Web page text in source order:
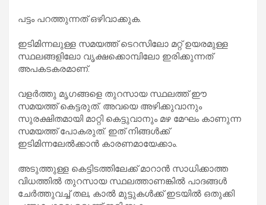
പട്ടം പറത്തുന്നത് ഒഴിവാക്കുക.
ഇടിമിന്നലുള്ള സമയത്ത്‌ ടെറസിലോ മറ്റ്‌ ഉയരമുള്ള
സ്ഥലങ്ങളിലോ വൃക്ഷക്കൊമ്പിലോ ഇരിക്കുന്നത്‌
അപകടകരമാണ്‌.
വളർത്തു മൃഗങ്ങളെ തുറസായ സ്ഥലത്ത് ഈ
സമയത്ത് കെട്ടരുത്. അവയെ അഴിക്കുവാനും
സുരക്ഷിതമായി മാറ്റി കെട്ടുവാനും മഴ മേഘം കാണുന്ന
സമയത്ത് പോകരുത്. ഇത് നിങ്ങൾക്ക്
ഇടിമിന്നലേൽക്കാൻ കാരണമായേക്കാം.
അടുത്തുള്ള കെട്ടിടത്തിലേക്ക് മാറാൻ സാധിക്കാത്ത
വിധത്തിൽ തുറസായ സ്ഥലത്താണങ്കിൽ പാദങ്ങൾ
ചേർത്തുവച്ച്‌ തല, കാൽ മുട്ടുകൾക്ക്‌ ഇടയിൽ ഒതുക്കി